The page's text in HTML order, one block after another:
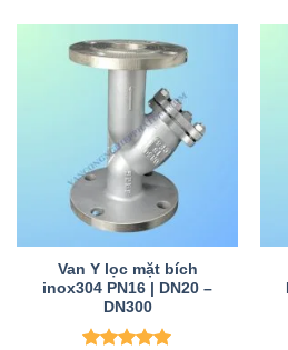
Van Y lọc mặt bích
inox304 PN16 | DN20 –
DN300